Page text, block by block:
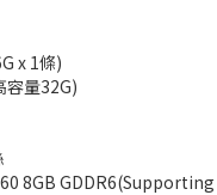
x 1條)
容量32G)
8GB